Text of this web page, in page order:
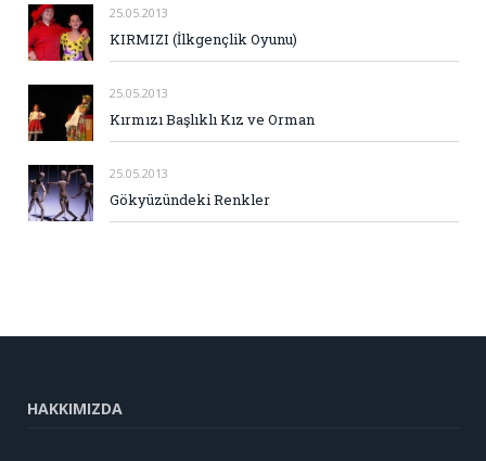
25.05.2013
KIRMIZI (İlkgençlik Oyunu)
25.05.2013
Kırmızı Başlıklı Kız ve Orman
25.05.2013
Gökyüzündeki Renkler
HAKKIMIZDA